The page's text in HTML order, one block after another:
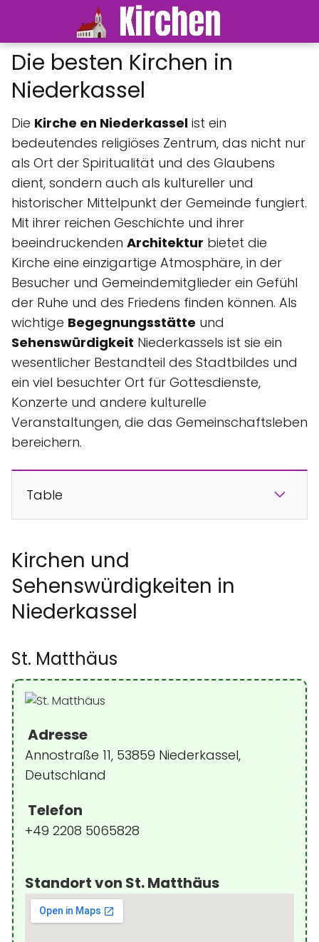
Die besten Kirchen in
Niederkassel
Die Kirche en Niederkassel ist ein
bedeutendes religiöses Zentrum, das nicht nur
als Ort der Spiritualität und des Glaubens
dient, sondern auch als kultureller und
historischer Mittelpunkt der Gemeinde fungiert.
Mit ihrer reichen Geschichte und ihrer
beeindruckenden Architektur bietet die
Kirche eine einzigartige Atmosphäre, in der
Besucher und Gemeindemitglieder ein Gefühl
der Ruhe und des Friedens finden können. Als
wichtige Begegnungsstätte und
Sehenswürdigkeit Niederkassels ist sie ein
wesentlicher Bestandteil des Stadtbildes und
ein viel besuchter Ort für Gottesdienste,
Konzerte und andere kulturelle
Veranstaltungen, die das Gemeinschaftsleben
bereichern.
Table
Kirchen und
Sehenswürdigkeiten in
Niederkassel
St. Matthäus
Adresse
Annostraße 11, 53859 Niederkassel,
Deutschland
Telefon
+49 2208 5065828
Standort von St. Matthäus